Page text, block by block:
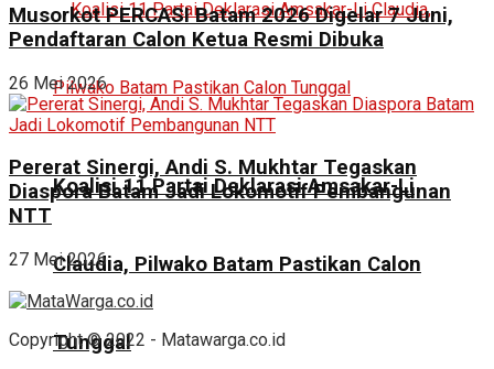
Koalisi 11 Partai Deklarasi Amsakar-Li
Claudia, Pilwako Batam Pastikan Calon
Tunggal
Musorkot PERCASI Batam 2026 Digelar 7 Juni,
Pendaftaran Calon Ketua Resmi Dibuka
26 Mei 2026
Pererat Sinergi, Andi S. Mukhtar Tegaskan
Diaspora Batam Jadi Lokomotif Pembangunan
NTT
27 Mei 2026
Copyright © 2022 - Matawarga.co.id